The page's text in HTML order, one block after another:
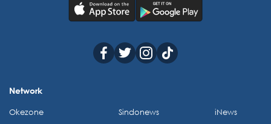
Network
Okezone
Sindonews
iNews